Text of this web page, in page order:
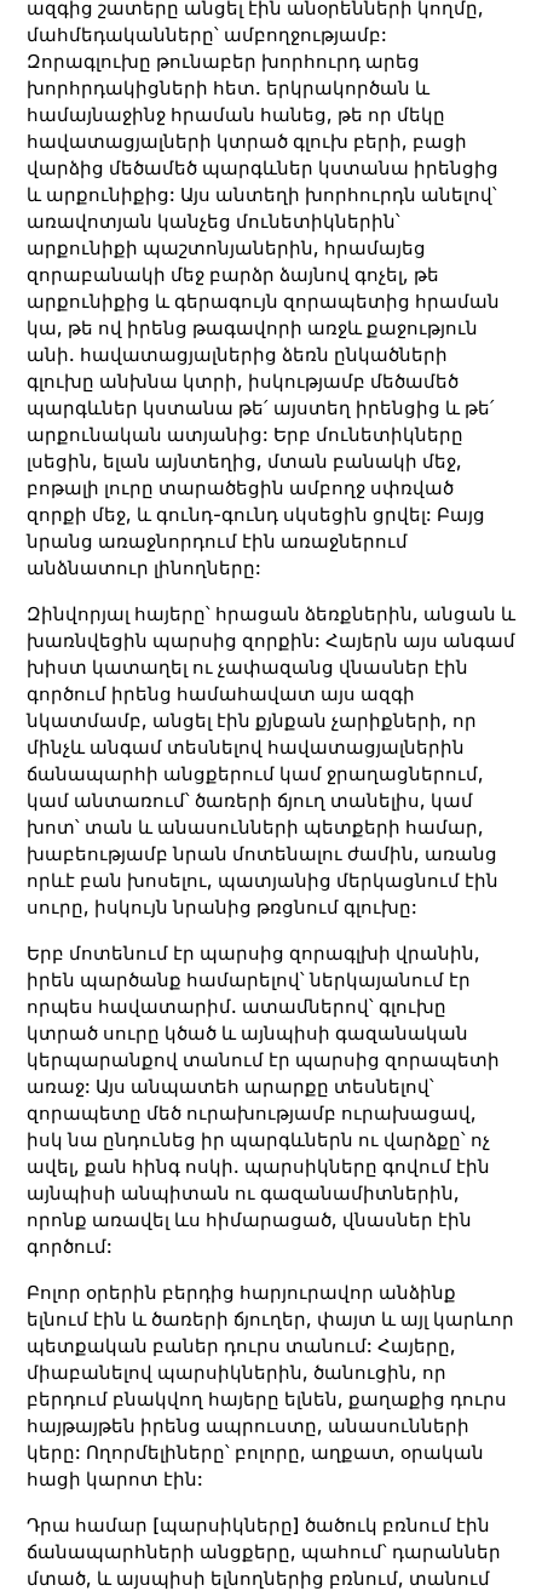
ազգից շատերը անցել էին անօրենների կողմը,
մահմեդականները՝ ամբողջությամբ:
Զորագլուխը թունաբեր խորհուրդ արեց
խորհրդակիցների հետ. երկրակործան և
համայնաջինջ հրաման հանեց, թե որ մեկը
հավատացյալների կտրած գլուխ բերի, բացի
վարձից մեծամեծ պարգևներ կստանա իրենցից
և արքունիքից: Այս անտեղի խորհուրդն անելով՝
առավոտյան կանչեց մունետիկներին՝
արքունիքի պաշտոնյաներին, հրամայեց
զորաբանակի մեջ բարձր ձայնով գոչել, թե
արքունիքից և գերագույն զորապետից հրաման
կա, թե ով իրենց թագավորի առջև քաջություն
անի. հավատացյալներից ձեռն ընկածների
գլուխը անխնա կտրի, իսկությամբ մեծամեծ
պարգևներ կստանա թե՛ այստեղ իրենցից և թե՛
արքունական ատյանից: Երբ մունետիկները
լսեցին, ելան այնտեղից, մտան բանակի մեջ,
բոթալի լուրը տարածեցին ամբողջ սփռված
զորքի մեջ, և գունդ-գունդ սկսեցին ցրվել: Բայց
նրանց առաջնորդում էին առաջներում
անձնատուր լինողները:
Զինվորյալ հայերը՝ հրացան ձեռքներին, անցան և
խառնվեցին պարսից զորքին: Հայերն այս անգամ
խիստ կատաղել ու չափազանց վնասներ էին
գործում իրենց համահավատ այս ազգի
նկատմամբ, անցել էին քյնքան չարիքների, որ
մինչև անգամ տեսնելով հավատացյալներին
ճանապարհի անցքերում կամ ջրաղացներում,
կամ անտառում՝ ծառերի ճյուղ տանելիս, կամ
խոտ՝ տան և անասունների պետքերի համար,
խաբեությամբ նրան մոտենալու ժամին, առանց
որևէ բան խոսելու, պատյանից մերկացնում էին
սուրը, իսկույն նրանից թռցնում գլուխը:
Երբ մոտենում էր պարսից զորագլխի վրանին,
իրեն պարծանք համարելով՝ ներկայանում էր
որպես հավատարիմ. ատամներով՝ գլուխը
կտրած սուրը կծած և այնպիսի գազանական
կերպարանքով տանում էր պարսից զորապետի
առաջ: Այս անպատեհ արարքը տեսնելով՝
զորապետը մեծ ուրախությամբ ուրախացավ,
իսկ նա ընդունեց իր պարգևներն ու վարձքը՝ ոչ
ավել, քան հինգ ոսկի. պարսիկները գովում էին
այնպիսի անպիտան ու գազանամիտներին,
որոնք առավել ևս հիմարացած, վնասներ էին
գործում:
Բոլոր օրերին բերդից հարյուրավոր անձինք
ելնում էին և ծառերի ճյուղեր, փայտ և այլ կարևոր
պետքական բաներ դուրս տանում: Հայերը,
միաբանելով պարսիկներին, ծանուցին, որ
բերդում բնակվող հայերը ելնեն, քաղաքից դուրս
հայթայթեն իրենց ապրուստը, անասունների
կերը: Ողորմելիները՝ բոլորը, աղքատ, օրական
հացի կարոտ էին:
Դրա համար [պարսիկները] ծածուկ բռնում էին
ճանապարհների անցքերը, պահում՝ դարաններ
մտած, և այսպիսի ելնողներից բռնում, տանում